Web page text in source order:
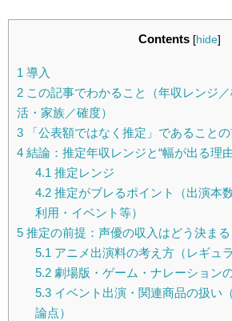
Contents [hide]
1 導入
2 この記事でわかること（年収レンジ
活・家族／確度）
3 「公表額ではなく推定」であること
4 結論：推定年収レンジと“幅が出る理
4.1 推定レンジ
4.2推定がブレるポイント（出演本
利用・イベント等）
5 推定の前提：声優の収入はどう決まる
5.1 アニメ出演料の考え方（レギュ
5.2劇場版・ゲーム・ナレーション
5.3イベント出演・関連商品の扱い
論点）